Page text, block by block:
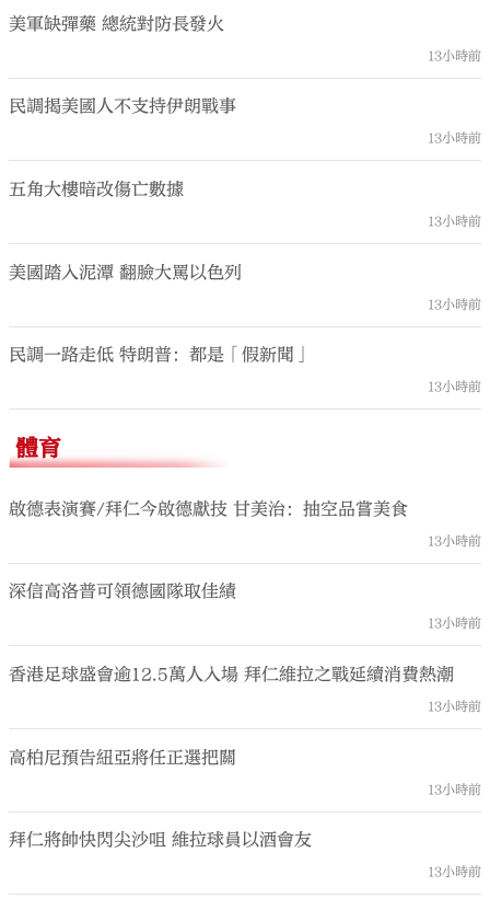
美軍缺彈藥 總統對防長發火
13小時前
民調揭美國人不支持伊朗戰事
13小時前
五角大樓暗改傷亡數據
13小時前
美國踏入泥潭 翻臉大罵以色列
13小時前
民調一路走低 特朗普：都是「假新聞」
13小時前
體育
啟德表演賽/拜仁今啟德獻技 甘美治：抽空品嘗美食
13小時前
深信高洛普可領德國隊取佳績
13小時前
香港足球盛會逾12.5萬人入場 拜仁維拉之戰延續消費熱潮
13小時前
高柏尼預告紐亞將任正選把關
13小時前
拜仁將帥快閃尖沙咀 維拉球員以酒會友
13小時前